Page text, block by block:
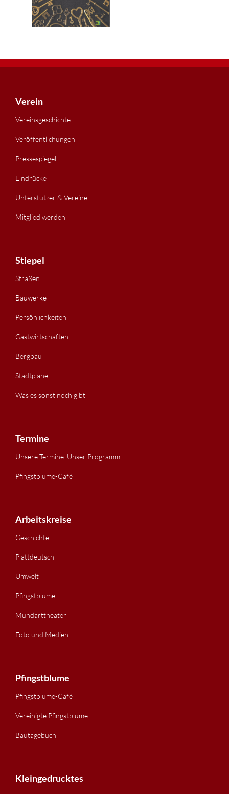
Verein
Vereinsgeschichte
Veröffentlichungen
Pressespiegel
Eindrücke
Unterstützer & Vereine
Mitglied werden
Stiepel
Straßen
Bauwerke
Persönlichkeiten
Gastwirtschaften
Bergbau
Stadtpläne
Was es sonst noch gibt
Termine
Unsere Termine. Unser Programm.
Pfingstblume-Café
Arbeitskreise
Geschichte
Plattdeutsch
Umwelt
Pfingstblume
Mundarttheater
Foto und Medien
Pfingstblume
Pfingstblume-Café
Vereinigte Pfingstblume
Bautagebuch
Kleingedrucktes